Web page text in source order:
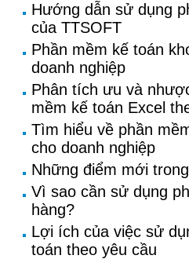
Hướng dẫn sử dụng
của TTSOFT
Phần mềm kế toán
doanh nghiệp
Phân tích ưu và
mềm kế toán Excel
Tìm hiểu về phần
cho doanh nghiệp
Những điểm mới
Vì sao cần sử dụng
hàng?
Lợi ích của việc sử
toán theo yêu cầu